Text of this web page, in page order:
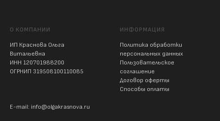
О КОМПАНИИ
ИП Краснова Ольга
Витальевна
ИНН 120701988200
ОГРНИП 319508100110085
E-mail: info@olgakrasnova.ru
ИНФОРМАЦИЯ
Политика обработки
персональных данных
Пользовательское
соглашение
Договор оферты
Способы оплаты